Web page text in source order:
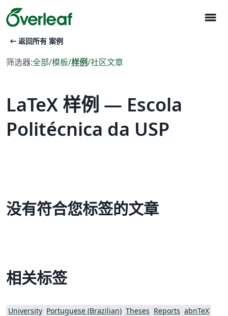
menu
arrow_left_alt 返回所有 案例
筛选器:全部/模板/样例/社区文章
LaTeX 样例 — Escola
Politécnica da USP
没有符合您标签的文章
相关标签
University Portuguese (Brazilian) Theses Reports abnTeX